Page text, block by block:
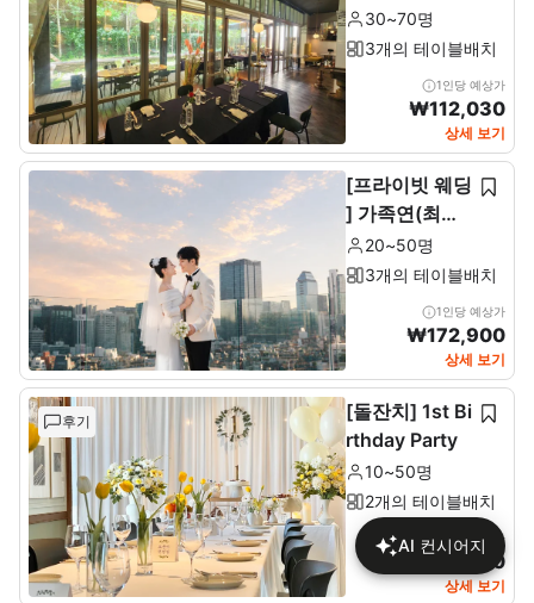
룸10석)
30~70명
3개의 테이블배치
1인당 예상가
₩112,030
상세 보기
[프라이빗 웨딩
] 가족연(최소2
0~최대 50인)
20~50명
3개의 테이블배치
1인당 예상가
₩172,900
상세 보기
후기
[돌잔치] 1st Bi
rthday Party
10~50명
2개의 테이블배치
1인당 예상가
₩137,680
상세 보기
AI 컨시어지